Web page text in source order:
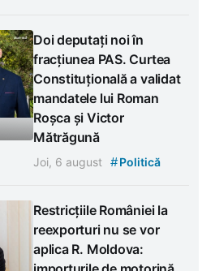
Doi deputați noi în
fracțiunea PAS. Curtea
Constituțională a validat
mandatele lui Roman
Roșca și Victor
Mătrăgună
Joi, 6 august #Politică
Restricțiile României la
reexporturi nu se vor
aplica R. Moldova: